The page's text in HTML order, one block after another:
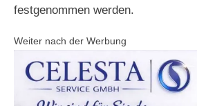
festgenommen werden.
Weiter nach der Werbung